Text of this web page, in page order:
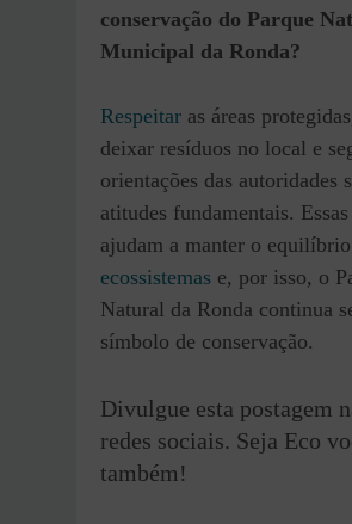
conservação do Parque
Municipal da Ronda?
Respeitar as áreas
deixar resíduos no local e
orientações das autoridades
atitudes fundamentais.
ajudam a manter o
ecossistemas e, por isso, o
Natural da Ronda continua
símbolo de conservação.
Divulgue esta postagem
redes sociais. Seja Eco
também!